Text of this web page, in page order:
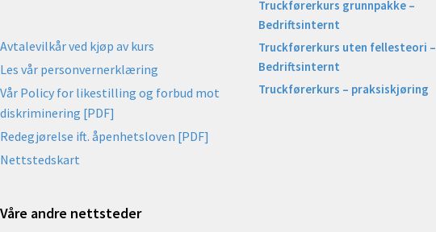
Avtalevilkår ved kjøp av kurs
Les vår personvernerklæring
Vår Policy for likestilling og forbud mot
diskriminering [PDF]
Redegjørelse ift. åpenhetsloven [PDF]
Nettstedskart
Våre andre nettsteder
Truckførerkurs grunnpakke –
Bedriftsinternt
Truckførerkurs uten fellesteori –
Bedriftsinternt
Truckførerkurs – praksiskjøring